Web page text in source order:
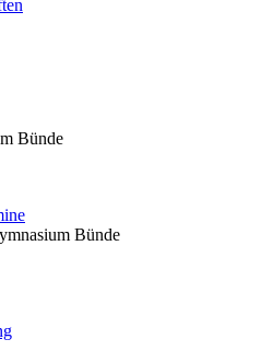
Bünde
Bünde